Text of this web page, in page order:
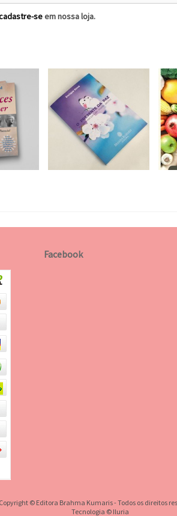
seem nossa loja.
Facebook
Copyright © Editora Brahma Kumaris - Todos os direitos
Tecnologia © Iluria